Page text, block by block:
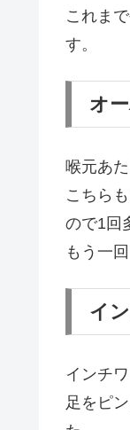
これま
す。
オ
喉元あ
こちら
ので1回
もう一
イ
インチ
足をピ